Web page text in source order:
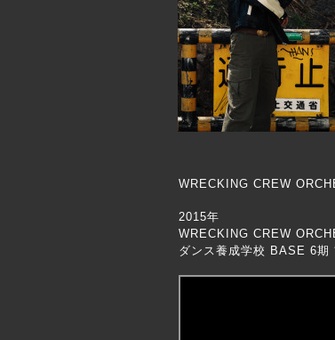
WRECKING CREW
2015年
WRECKING CREW
ダンス養成学校 BASE 6期